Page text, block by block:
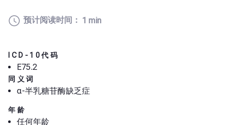
预计阅读时间： 1 min
ICD-10代码
E75.2
同义词
α-半乳糖苷酶缺乏症
年龄
任何年龄